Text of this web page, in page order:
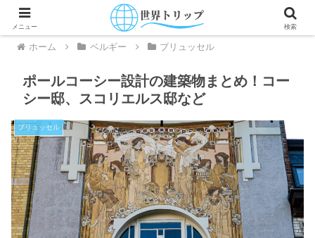
ホーム ベルギー ブリュッセル
ポールコーシー設計の建築物まとめ！コー
シー邸、スコリエルス邸など
ブリュッセル
メニュー 検索